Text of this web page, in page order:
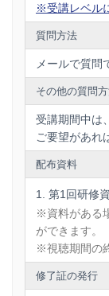
※受講レベル
質問方法
メールで質問
その他の質問
受講期間中は
ご要望があれ
配布資料
第1回研修
※資料がある
ができます。
※視聴期間の
修了証の発行